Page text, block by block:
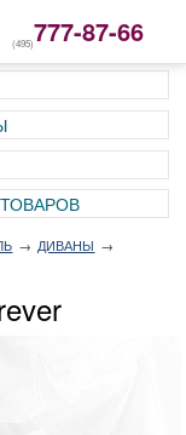
(495)777-87-66
→ ДИВАНЫ →